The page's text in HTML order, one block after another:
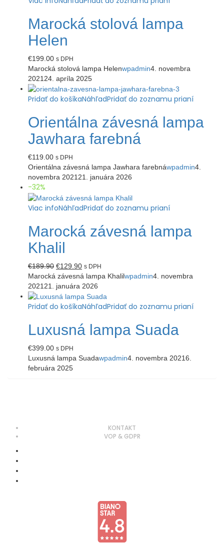
Marocká stolová lampa
Helen
€199.00 s DPH
Marocká stolová lampa Helenwpadmin4. novembra
2021 24. apríla 2025
Pridať do košíkaNáhľadPridať do zoznamu prianí
Orientálna závesná lampa
Jawhara farebná
€119.00 s DPH
Orientálna závesná lampa Jawhara farebnáwpadmin4.
novembra 202121. januára 2026
-32%
Viac infoNáhľadPridať do zoznamu prianí
Marocká závesná lampa
Khalil
€189.90 Pôvodná
cena
bola:
€189.90.
€129.90Aktuálna
cena
je:
€129.90.
s DPH
Marocká závesná lampa Khalilwpadmin4. novembra
2021 21. januára 2026
Pridať do košíkaNáhľadPridať do zoznamu prianí
Luxusná lampa Suada
€399.00 s DPH
Luxusná lampa Suadawpadmin4. novembra 20216.
februára 2025
KONTAKT
VOP & GDPR